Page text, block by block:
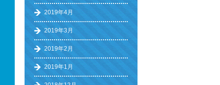
2019年4月
2019年3月
2019年2月
2019年1月